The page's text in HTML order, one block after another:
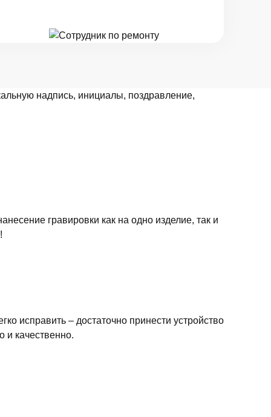
надпись, инициалы, поздравление,
гравировки как на одно изделие, так и
исправить – достаточно принести устройство
и качественно.